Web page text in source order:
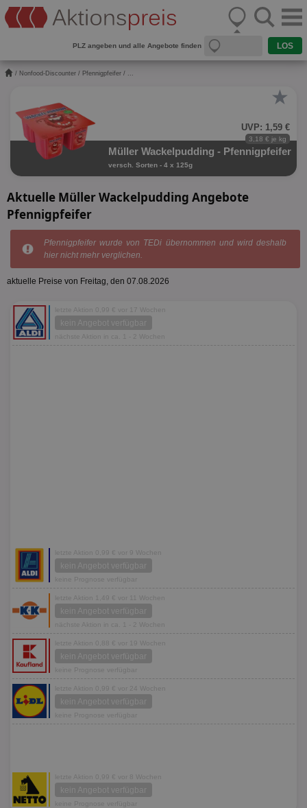
PLZ angeben und alle Angebote finden
/ Nonfood-Discounter / Pfennigpfeifer / ...
★
UVP: 1,59 €
3,18 € je kg
Müller Wackelpudding - Pfennigpfeifer
versch. Sorten - 4 x 125g
Aktuelle Müller Wackelpudding Angebote
Pfennigpfeifer
Pfennigpfeifer wurde von TEDi übernommen und wird deshalb
hier nicht mehr verglichen.
aktuelle Preise von Freitag, den 07.08.2026
letzte Aktion 0,99 € vor 17 Wochen
kein Angebot verfügbar
nächste Aktion in ca. 1 - 2 Wochen
letzte Aktion 0,99 € vor 9 Wochen
kein Angebot verfügbar
keine Prognose verfügbar
letzte Aktion 1,49 € vor 11 Wochen
kein Angebot verfügbar
nächste Aktion in ca. 1 - 2 Wochen
letzte Aktion 0,88 € vor 19 Wochen
kein Angebot verfügbar
keine Prognose verfügbar
letzte Aktion 0,99 € vor 24 Wochen
kein Angebot verfügbar
keine Prognose verfügbar
letzte Aktion 0,99 € vor 8 Wochen
kein Angebot verfügbar
keine Prognose verfügbar